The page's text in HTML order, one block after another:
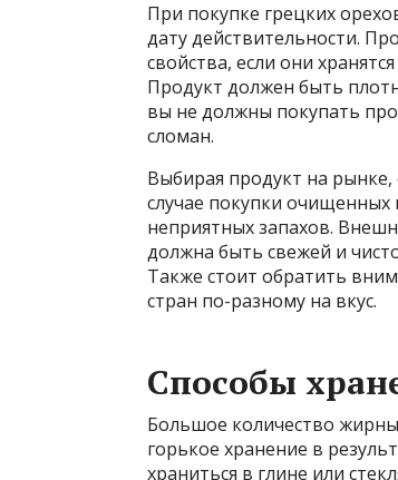
При покупке грецких
дату действительности.
свойства, если они
Продукт должен быть
вы не должны покупать
сломан.
Выбирая продукт на
случае покупки очищенных
неприятных запахов.
должна быть свежей и
Также стоит обратить
стран по-разному на вкус.
Способы
Большое количество
горькое хранение в
храниться в глине или